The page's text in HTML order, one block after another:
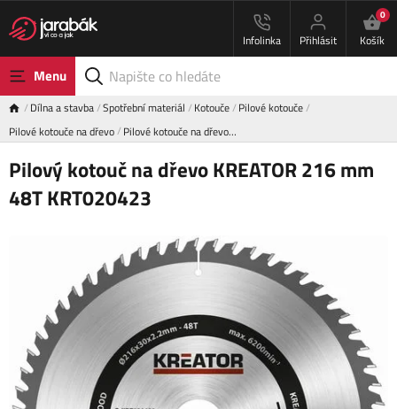
Infolinka Přihlásit
0
Košík
Menu
Dílna a stavba Spotřební materiál Kotouče Pilové kotouče
Pilové kotouče na dřevo Pilové kotouče na dřevo…
Pilový kotouč na dřevo KREATOR 216 mm
48T KRT020423